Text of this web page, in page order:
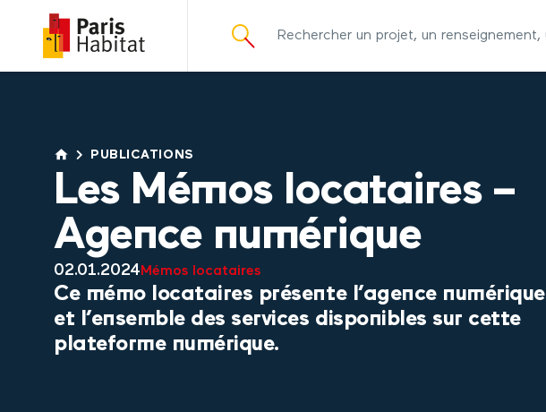
principal
PUBLICATIONS
Les Mémos locataires –
Agence numérique
02.01.2024 Mémos locataires
Ce mémo locataires présente l’agence numérique
et l’ensemble des services disponibles sur cette
plateforme numérique.